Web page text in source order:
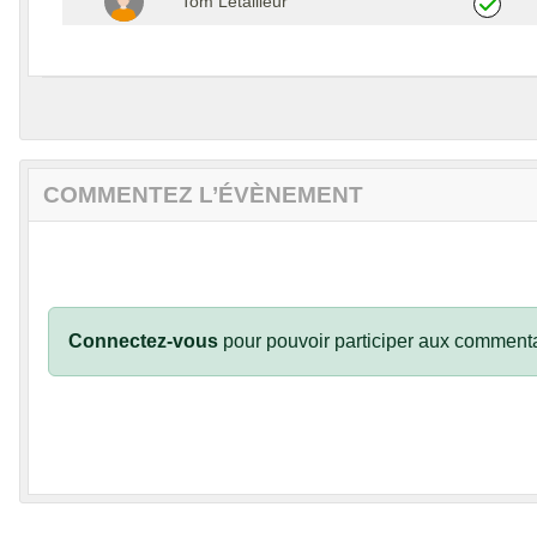
COMMENTEZ L’ÉVÈNEMENT
Connectez-vous pour pouvoir participer aux